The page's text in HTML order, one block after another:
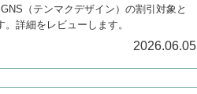
（テンマクデザイン）の割引対象と
詳細をレビューします。
2026.06.05